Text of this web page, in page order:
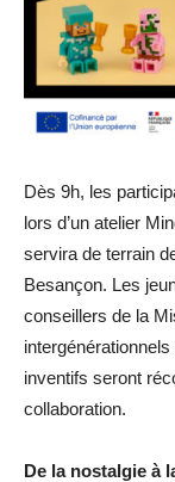
Dès 9h, les
lors d’un atelier
servira de terrain
Besançon. Les
conseillers de la
inventifs seront
collaboration.
De la nostalgie à